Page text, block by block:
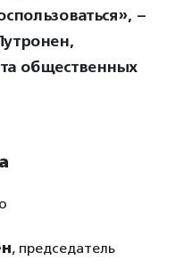
–
общественных
, председатель